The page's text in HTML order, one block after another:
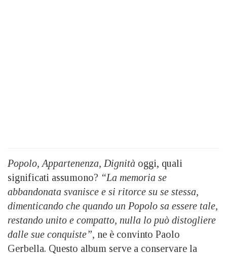
Popolo, Appartenenza, Dignità oggi, quali
significati assumono? “La memoria se
abbandonata svanisce e si ritorce su se stessa,
dimenticando che quando un Popolo sa essere tale,
restando unito e compatto, nulla lo può distogliere
dalle sue conquiste”, ne è convinto Paolo
Gerbella. Questo album serve a conservare la